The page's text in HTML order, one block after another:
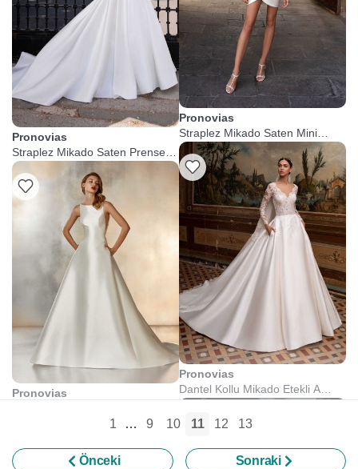
Pronovias
Straplez Mikado Saten Prenses
Gelinlik
Pronovias
Pronovias
Straplez Mikado Saten Mini
Nikah Elbisesi
Pronovias
Dantel Kollu Mikado Etekli A
Kesim Gelinlik
1 … 9 10 11 12 13
Önceki Sonraki